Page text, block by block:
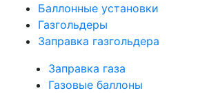
Баллонные установки
Газгольдеры
Заправка газгольдера
Заправка газа
Газовые баллоны